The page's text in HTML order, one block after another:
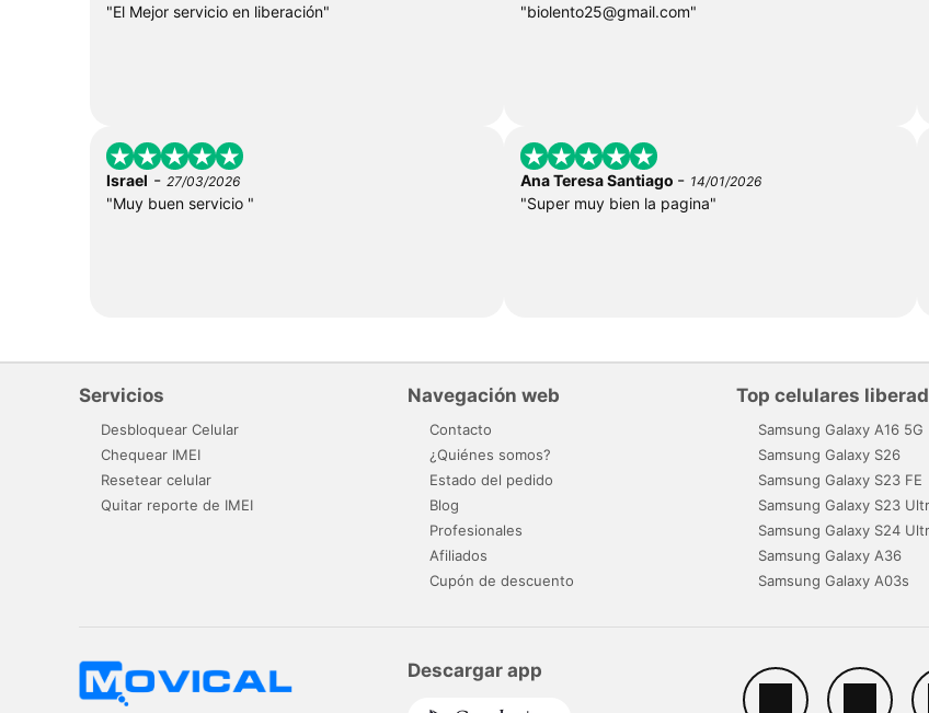
"El Mejor servicio en liberación" "biolento25@gmail.com"
Israel - 27/03/2026
"Muy buen servicio "
Ana Teresa Santiago - 14/01/2026
"Super muy bien la pagina"
Servicios
Desbloquear Celular
Chequear IMEI
Resetear celular
Quitar reporte de IMEI
Navegación web
Contacto
¿Quiénes somos?
Estado del pedido
Blog
Profesionales
Afiliados
Cupón de descuento
Top celulares
Samsung Galaxy A16 5G
Samsung Galaxy S26
Samsung Galaxy S23 FE
Samsung Galaxy S23
Samsung Galaxy S24
Samsung Galaxy A36
Samsung Galaxy A03s
Descargar app